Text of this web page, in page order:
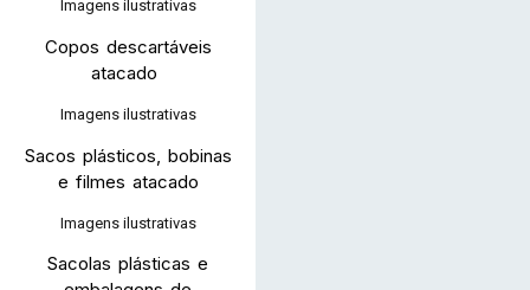
Imagens ilustrativas
Copos descartáveis
atacado
Imagens ilustrativas
Sacos plásticos, bobinas
e filmes atacado
Imagens ilustrativas
Sacolas plásticas e